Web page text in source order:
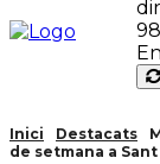
Inici Destacats
de setmana a